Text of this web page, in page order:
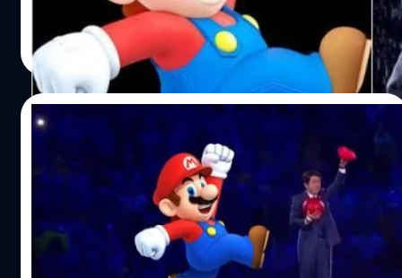
เอกพล ชูเชิด| 3640 days ago
Read More
22/08/2016
นายกญี่ปุ่น กลายเป็น Super Mario ในพิธีปิด
โอลิมปิก
Super Mario โดเรม่อน กัปตันซึบาสะ Pacman โผล่ในพิธีปิด
โอลิมปิก